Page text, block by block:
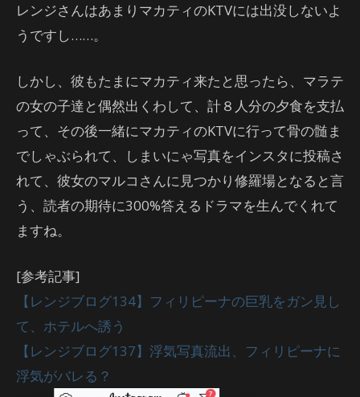
レンジさんはあまりマカティのKTVには出没しないよ
うですし……。
しかし、彼もたまにマカティ来たと思ったら、マラテ
の女の子達と偶然出くわして、計８人分の夕食を支払
って、その後一緒にマカティのKTVに行って骨の髄ま
でしゃぶられて、しまいにゃ写真をインスタに投稿さ
れて、彼女のマルコさんに見つかり修羅場となると言
う、読者の期待に300%答えるドラマを生んでくれて
ますね。
[参考記事]
【レンジブログ134】フィリピーナの巨乳をガン見し
て、ホテルへ誘う
【レンジブログ137】浮気写真流出、フィリピーナに
浮気がバレる？